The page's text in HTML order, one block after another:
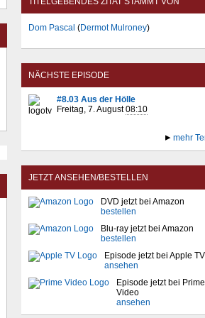
Dom Pascal (Dermot Mulroney)
NÄCHSTE EPISODE
#8.03 Aus der Hölle
Freitag, 7. August08:10
mehr
JETZT ANSEHEN/BESTELLEN
DVD jetzt bei Amazon
bestellen
Blu-ray jetzt bei Amazon
bestellen
Episode jetzt bei Apple TV
ansehen
Episode jetzt bei Prime
Video
ansehen